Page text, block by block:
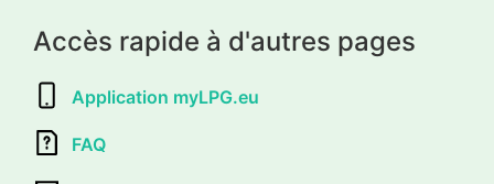
Accès rapide à d'autres pages
Application myLPG.eu
FAQ